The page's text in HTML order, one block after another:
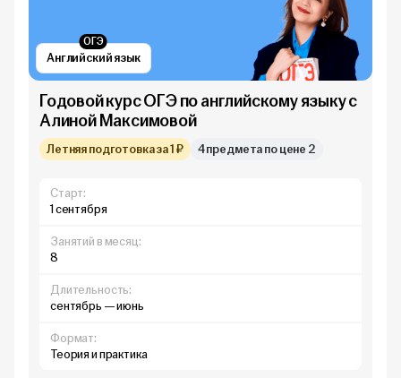
Английский язык
ОГЭ
Годовой курс ОГЭ по английскому языку с
Алиной Максимовой
Летняя подготовка за 1 ₽ 4 предмета по цене 2
Старт:
1 сентября
Занятий в месяц:
8
Длительность:
сентябрь — июнь
Формат:
Теория и практика